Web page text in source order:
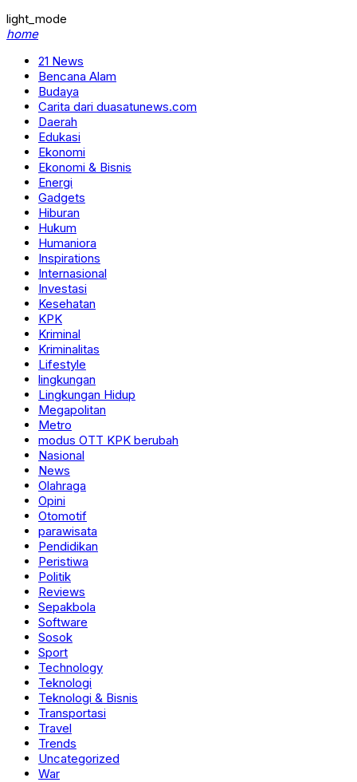
light_mode
home
21 News
Bencana Alam
Budaya
Carita dari duasatunews.com
Daerah
Edukasi
Ekonomi
Ekonomi & Bisnis
Energi
Gadgets
Hiburan
Hukum
Humaniora
Inspirations
Internasional
Investasi
Kesehatan
KPK
Kriminal
Kriminalitas
Lifestyle
lingkungan
Lingkungan Hidup
Megapolitan
Metro
modus OTT KPK berubah
Nasional
News
Olahraga
Opini
Otomotif
parawisata
Pendidikan
Peristiwa
Politik
Reviews
Sepakbola
Software
Sosok
Sport
Technology
Teknologi
Teknologi & Bisnis
Transportasi
Travel
Trends
Uncategorized
War